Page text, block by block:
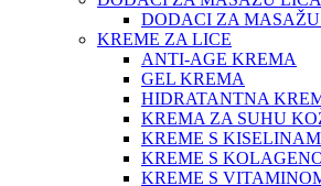
DODACI ZA
KREME ZA LICE
ANTI-AGE KREMA
GEL KREMA
HIDRATANTNA
KREMA ZA SUHU
KREME S
KREME S
KREME S